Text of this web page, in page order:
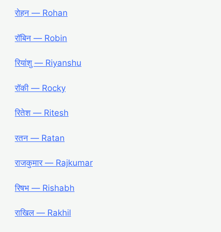
रोहन ― Rohan
रॉबिन ― Robin
रियांशु ― Riyanshu
रॉकी ― Rocky
रितेश ― Ritesh
रतन ― Ratan
राजकुमार ― Rajkumar
रिषभ ― Rishabh
राखिल ― Rakhil